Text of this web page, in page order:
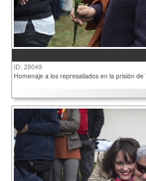
ID: 28049
Homenaje a los represaliados en la prisión